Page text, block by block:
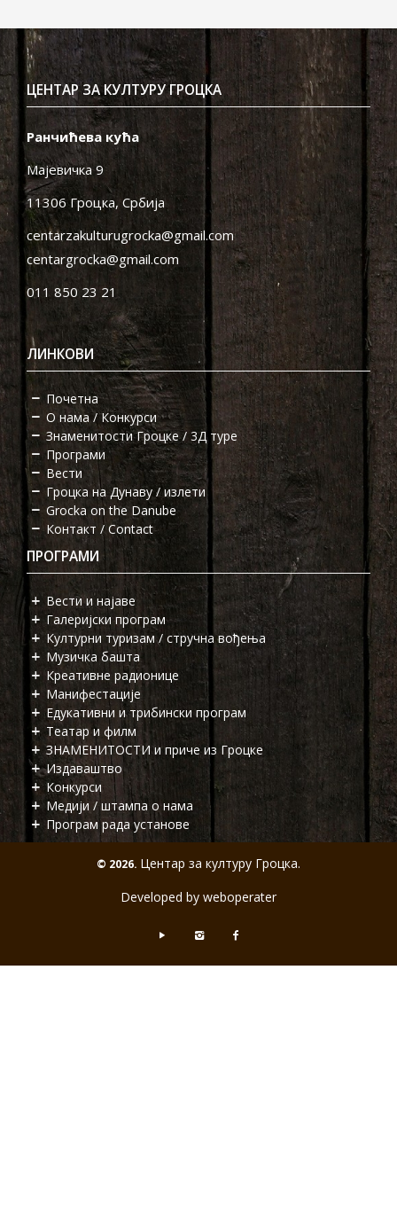
ЦЕНТАР ЗА КУЛТУРУ ГРОЦКА
Ранчићева кућа
Мајевичка 9
11306 Гроцка, Србија
centarzakulturugrocka@gmail.com
centargrocka@gmail.com
011 850 23 21
ЛИНКОВИ
Почетна
О нама / Конкурси
Знаменитости Гроцке / 3Д туре
Програми
Вести
Гроцка на Дунаву / излети
Grocka on the Danube
Контакт / Contact
ПРОГРАМИ
Вести и најаве
Галеријски програм
Културни туризам / стручна вођења
Музичка башта
Креативне радионице
Манифестације
Едукативни и трибински програм
Театар и филм
ЗНАМЕНИТОСТИ и приче из Гроцке
Издаваштво
Конкурси
Медији / штампа о нама
Програм рада установе
© 2026. Центар за културу Гроцка.
Developed by weboperater